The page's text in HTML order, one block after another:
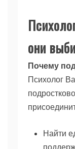
они
Почему
Психолог
Найти